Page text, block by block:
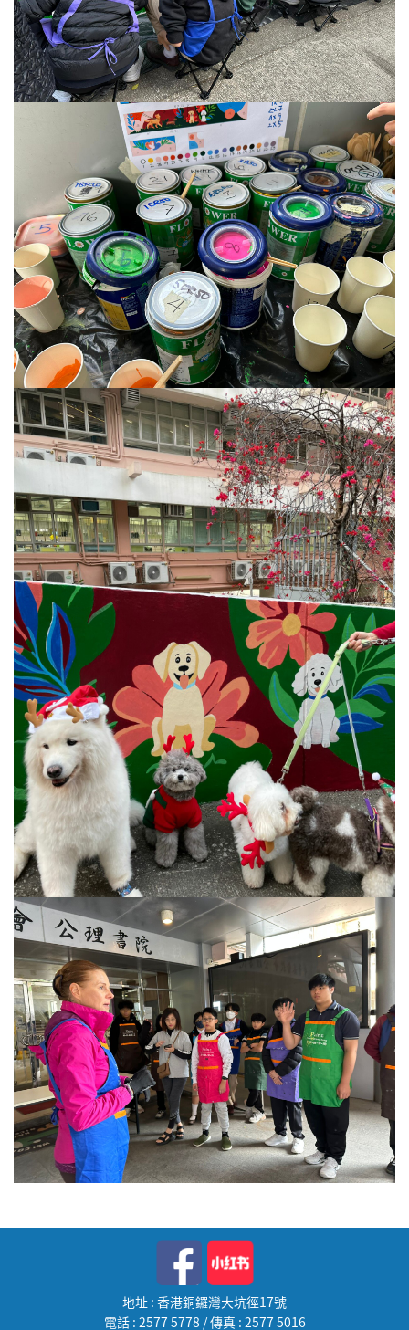
地址 : 香港銅鑼灣大坑徑17號
電話 : 2577 5778 / 傳真 : 2577 5016